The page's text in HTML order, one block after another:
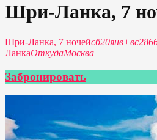
Шри-Ланка, 7
Шри-Ланка, 7 ночейсб20янв+вс28
ЛанкаОткудаМосква
Забронировать